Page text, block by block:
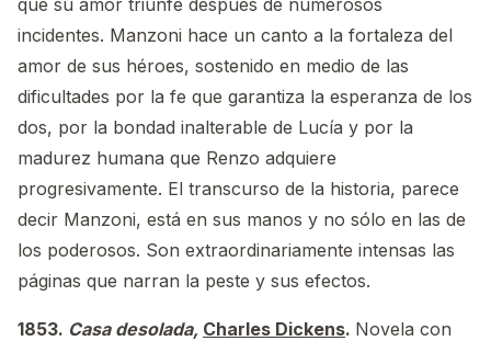
que su amor triunfe después de numerosos
incidentes. Manzoni hace un canto a la fortaleza del
amor de sus héroes, sostenido en medio de las
dificultades por la fe que garantiza la esperanza de los
dos, por la bondad inalterable de Lucía y por la
madurez humana que Renzo adquiere
progresivamente. El transcurso de la historia, parece
decir Manzoni, está en sus manos y no sólo en las de
los poderosos. Son extraordinariamente intensas las
páginas que narran la peste y sus efectos.
1853. Casa desolada, Charles Dickens. Novela con